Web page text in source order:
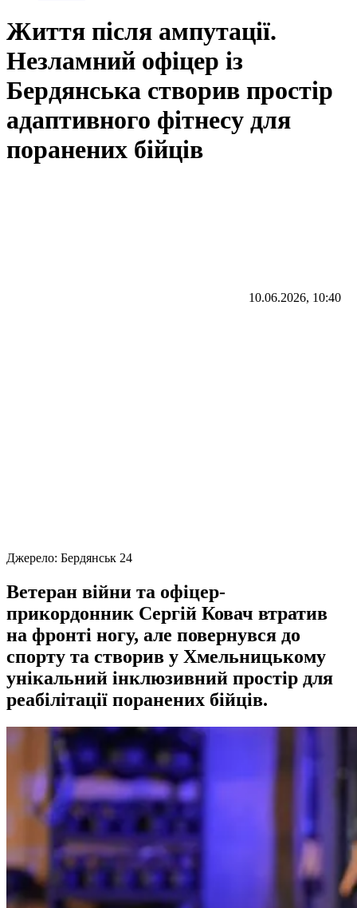
Життя після ампутації.
Незламний офіцер із
Бердянська створив простір
адаптивного фітнесу для
поранених бійців
10.06.2026, 10:40
Джерело: Бердянськ 24
Ветеран війни та офіцер-
прикордонник Сергій Ковач втратив
на фронті ногу, але повернувся до
спорту та створив у Хмельницькому
унікальний інклюзивний простір для
реабілітації поранених бійців.